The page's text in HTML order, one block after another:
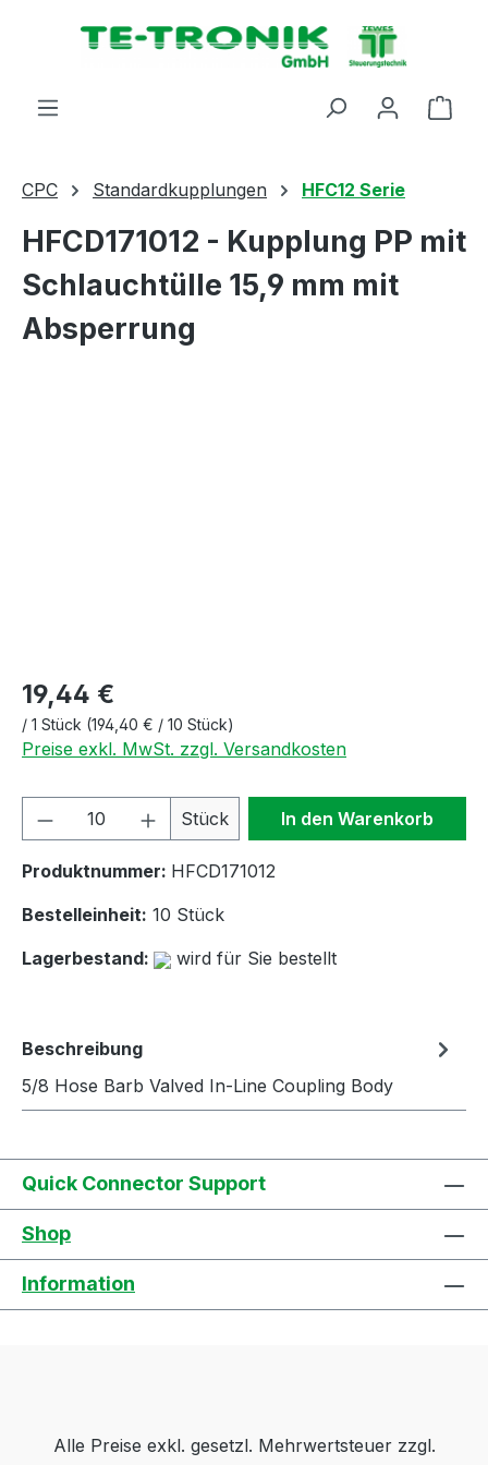
springen
CPC Standardkupplungen HFC12 Serie
HFCD171012 - Kupplung PP mit
Schlauchtülle 15,9 mm mit
Absperrung
19,44 €
/ 1 Stück (194,40 € / 10 Stück)
Preise exkl. MwSt. zzgl. Versandkosten
Produkt Anzahl: Gib den
Stück In den Warenkorb
Produktnummer: HFCD171012
Bestelleinheit: 10 Stück
Lagerbestand:
wird für Sie bestellt
Beschreibung
5/8 Hose Barb Valved In-Line Coupling Body
Quick Connector Support
Shop
Information
Alle Preise exkl. gesetzl. Mehrwertsteuer zzgl.